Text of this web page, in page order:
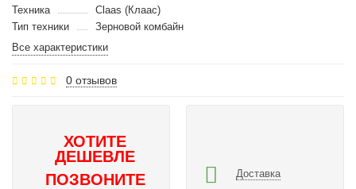
Техника
Claas (Клаас)
Тип техники
Зерновой комбайн
Все характеристики
0 отзывов
ХОТИТЕ
ДЕШЕВЛЕ
ПОЗВОНИТЕ
Доставка